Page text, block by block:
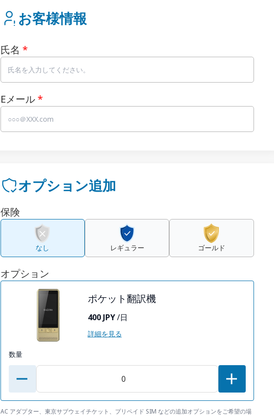
お客様情報
氏名 *
Eメール *
オプション追加
保険
なし レギュラー ゴールド
オプション
ポケット翻訳機
400 JPY/日
詳細を見る
数量
AC アダプター、東京サブウェイチケット、プリペイド SIM などの追加オプションをご希望の場